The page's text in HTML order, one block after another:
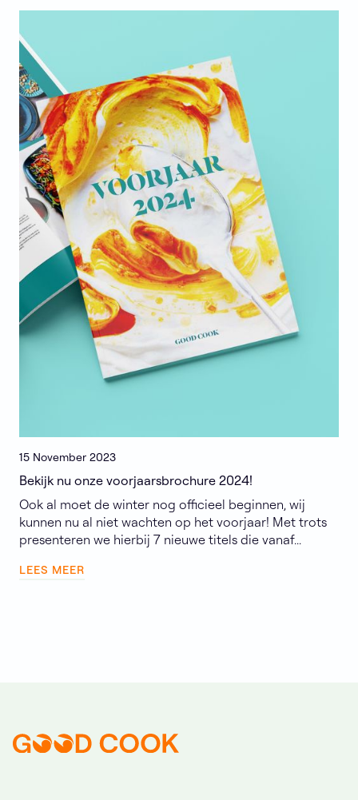
15 November 2023
Bekijk nu onze voorjaarsbrochure 2024!
Ook al moet de winter nog officieel beginnen, wij
kunnen nu al niet wachten op het voorjaar! Met trots
presenteren we hierbij 7 nieuwe titels die vanaf...
LEES MEER